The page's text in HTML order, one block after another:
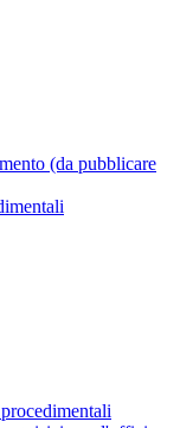
(da pubblicare